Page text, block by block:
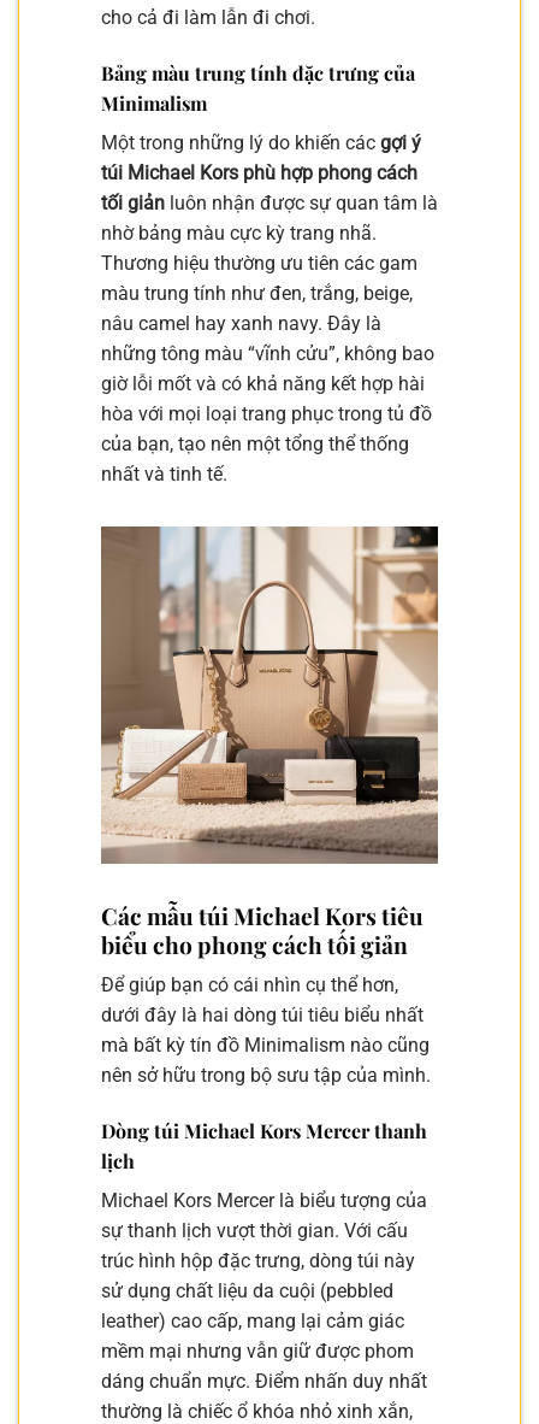
cho cả đi làm lẫn đi chơi.
Bảng màu trung tính đặc trưng của
Minimalism
Một trong những lý do khiến các gợi ý
túi Michael Kors phù hợp phong cách
tối giản luôn nhận được sự quan tâm là
nhờ bảng màu cực kỳ trang nhã.
Thương hiệu thường ưu tiên các gam
màu trung tính như đen, trắng, beige,
nâu camel hay xanh navy. Đây là
những tông màu “vĩnh cửu”, không bao
giờ lỗi mốt và có khả năng kết hợp hài
hòa với mọi loại trang phục trong tủ đồ
của bạn, tạo nên một tổng thể thống
nhất và tinh tế.
Các mẫu túi Michael Kors tiêu
biểu cho phong cách tối giản
Để giúp bạn có cái nhìn cụ thể hơn,
dưới đây là hai dòng túi tiêu biểu nhất
mà bất kỳ tín đồ Minimalism nào cũng
nên sở hữu trong bộ sưu tập của mình.
Dòng túi Michael Kors Mercer thanh
lịch
Michael Kors Mercer là biểu tượng của
sự thanh lịch vượt thời gian. Với cấu
trúc hình hộp đặc trưng, dòng túi này
sử dụng chất liệu da cuội (pebbled
leather) cao cấp, mang lại cảm giác
mềm mại nhưng vẫn giữ được phom
dáng chuẩn mực. Điểm nhấn duy nhất
thường là chiếc ổ khóa nhỏ xinh xắn,